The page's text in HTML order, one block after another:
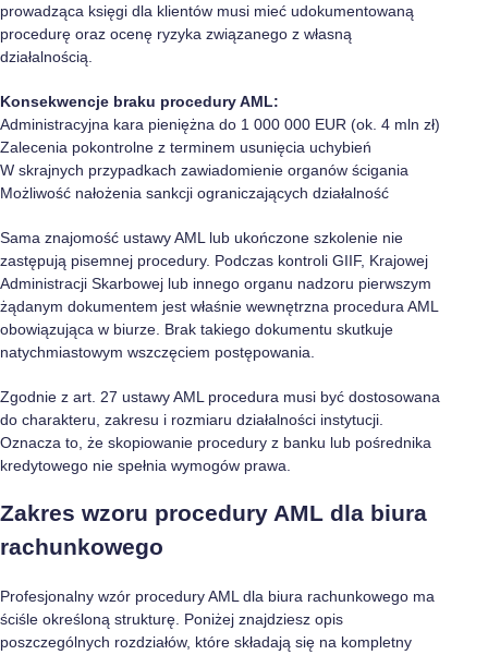
prowadząca księgi dla klientów musi mieć udokumentowaną
procedurę oraz ocenę ryzyka związanego z własną
działalnością.
Konsekwencje braku procedury AML:
Administracyjna kara pieniężna do 1 000 000 EUR (ok. 4 mln zł)
Zalecenia pokontrolne z terminem usunięcia uchybień
W skrajnych przypadkach zawiadomienie organów ścigania
Możliwość nałożenia sankcji ograniczających działalność
Sama znajomość ustawy AML lub ukończone szkolenie nie
zastępują pisemnej procedury. Podczas kontroli GIIF, Krajowej
Administracji Skarbowej lub innego organu nadzoru pierwszym
żądanym dokumentem jest właśnie wewnętrzna procedura AML
obowiązująca w biurze. Brak takiego dokumentu skutkuje
natychmiastowym wszczęciem postępowania.
Zgodnie z art. 27 ustawy AML procedura musi być dostosowana
do charakteru, zakresu i rozmiaru działalności instytucji.
Oznacza to, że skopiowanie procedury z banku lub pośrednika
kredytowego nie spełnia wymogów prawa.
Zakres wzoru procedury AML dla biura
rachunkowego
Profesjonalny wzór procedury AML dla biura rachunkowego ma
ściśle określoną strukturę. Poniżej znajdziesz opis
poszczególnych rozdziałów, które składają się na kompletny